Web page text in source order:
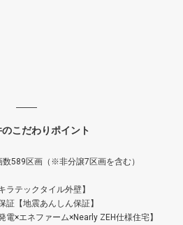
こだわりポイント
589区画（※非分譲7区画を含む）
ラテックタイル外壁】
証【地震あんしん保証】
電×エネファーム×Nearly ZEH仕様住宅】